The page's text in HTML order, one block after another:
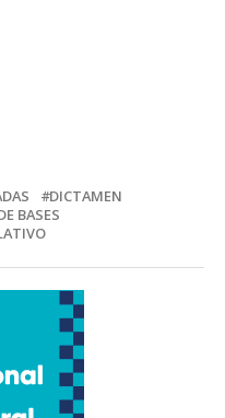
DICTAMEN
BASES